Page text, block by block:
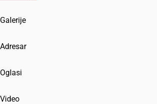
Galerije
Adresar
Oglasi
Video